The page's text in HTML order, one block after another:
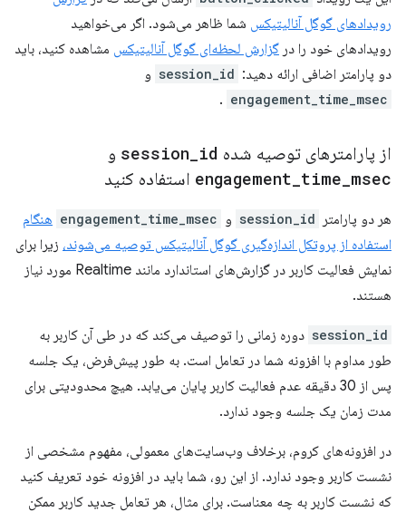
رویدادهای گوگل آنالیتیکس شما ظاهر می‌شود. اگر می‌خواهید
رویدادهای خود را در گزارش لحظه‌ای گوگل آنالیتیکس مشاهده کنید، باید
دو پارامتر اضافی ارائه دهید: session_id و
engagement_time_msec
.
از پارامترهای توصیه شده session id و
engagement time msec استفاده کنید
هر دو پارامتر session_id و engagement_time_msec هنگام
استفاده از پروتکل اندازه‌گیری گوگل آنالیتیکس توصیه می‌شوند، زیرا برای
نمایش فعالیت کاربر در گزارش‌های استاندارد مانند Realtime مورد نیاز
هستند.
session_id دوره زمانی را توصیف می‌کند که در طی آن کاربر به
طور مداوم با افزونه شما در تعامل است. به طور پیش‌فرض، یک جلسه
پس از 30 دقیقه عدم فعالیت کاربر پایان می‌یابد. هیچ محدودیتی برای
مدت زمان یک جلسه وجود ندارد.
در افزونه‌های کروم، برخلاف وب‌سایت‌های معمولی، مفهوم مشخصی از
نشست کاربر وجود ندارد. از این رو، شما باید در افزونه خود تعریف کنید
که نشست کاربر به چه معناست. برای مثال، هر تعامل جدید کاربر ممکن